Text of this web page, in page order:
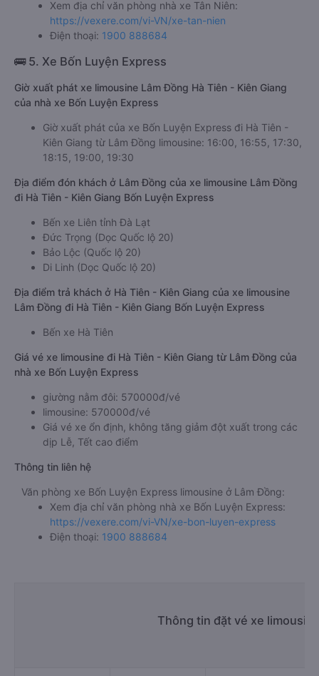
Xem địa chỉ văn phòng nhà xe Tân Niên:
https://vexere.com/vi-VN/xe-tan-nien
Điện thoại: 1900 888684
🚌 5. Xe Bốn Luyện Express
Giờ xuất phát xe limousine Lâm Đồng Hà Tiên - Kiên Giang
của nhà xe Bốn Luyện Express
Giờ xuất phát của xe Bốn Luyện Express đi Hà Tiên -
Kiên Giang từ Lâm Đồng limousine: 16:00, 16:55, 17:30,
18:15, 19:00, 19:30
Địa điểm đón khách ở Lâm Đồng của xe limousine Lâm Đồng
đi Hà Tiên - Kiên Giang Bốn Luyện Express
Bến xe Liên tỉnh Đà Lạt
Đức Trọng (Dọc Quốc lộ 20)
Bảo Lộc (Quốc lộ 20)
Di Linh (Dọc Quốc lộ 20)
Địa điểm trả khách ở Hà Tiên - Kiên Giang của xe limousine
Lâm Đồng đi Hà Tiên - Kiên Giang Bốn Luyện Express
Bến xe Hà Tiên
Giá vé xe limousine đi Hà Tiên - Kiên Giang từ Lâm Đồng của
nhà xe Bốn Luyện Express
giường nằm đôi: 570000đ/vé
limousine: 570000đ/vé
Giá vé xe ổn định, không tăng giảm đột xuất trong các
dịp Lễ, Tết cao điểm
Thông tin liên hệ
Văn phòng xe Bốn Luyện Express limousine ở Lâm Đồng:
Xem địa chỉ văn phòng nhà xe Bốn Luyện Express:
https://vexere.com/vi-VN/xe-bon-luyen-express
Điện thoại: 1900 888684
Thông tin đặt vé xe